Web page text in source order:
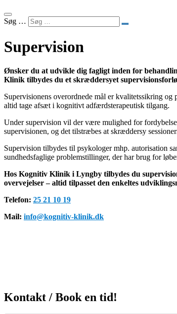
Søg …
Supervision
Ønsker du at udvikle dig fagligt inden for
Klinik tilbydes du et skræddersyet
Supervisionens overordnede mål er kvalitetssikring
altid tage afsæt i kognitivt adfærdsterapeutisk tilgang.
Under supervision vil der være mulighed for
supervisionen, og det tilstræbes at skræddersy
Supervision tilbydes til psykologer mhp. autorisation
sundhedsfaglige problemstillinger, der har brug for
Hos Kognitiv Klinik i Lyngby tilbydes du
overvejelser – altid tilpasset den enkeltes
Telefon: 25 21 10 19
Mail: info@kognitiv-klinik.dk
Kontakt / Book en tid!